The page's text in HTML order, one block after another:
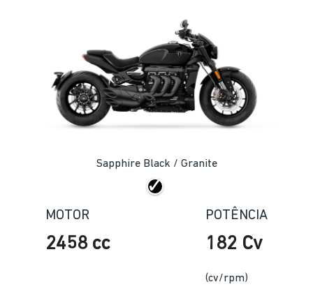
Sapphire Black / Granite
MOTOR
2458 cc
POTÊNCIA
182 Cv
(cv/rpm)